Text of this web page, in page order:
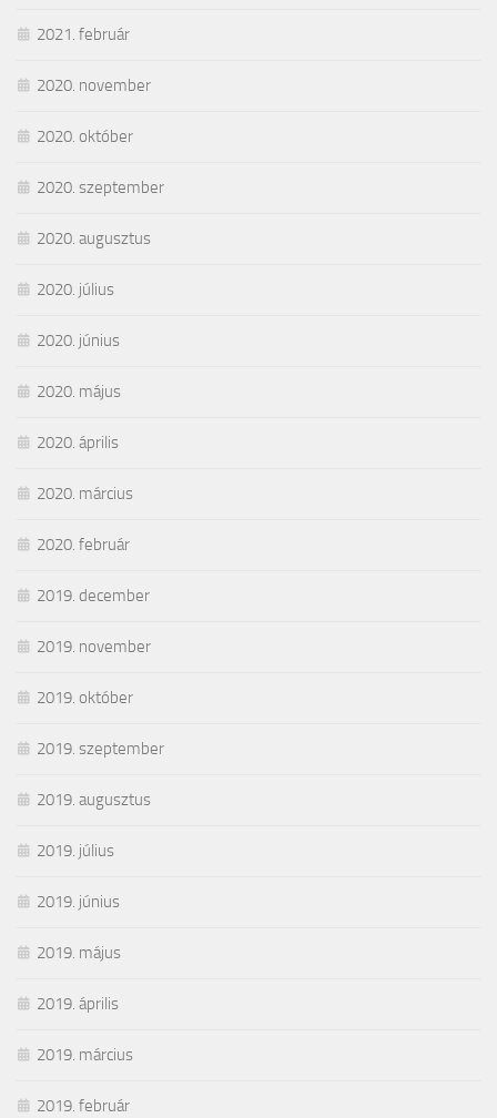
2021. február
2020. november
2020. október
2020. szeptember
2020. augusztus
2020. július
2020. június
2020. május
2020. április
2020. március
2020. február
2019. december
2019. november
2019. október
2019. szeptember
2019. augusztus
2019. július
2019. június
2019. május
2019. április
2019. március
2019. február